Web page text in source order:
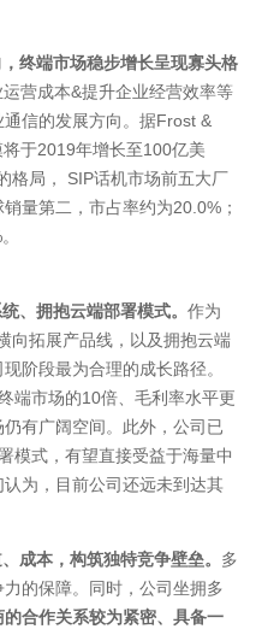
终端市场稳步增长呈现寡头格
营成本&提升企业经营效率等
信的发展方向。据Frost &
于2019年增长至100亿美
格局， SIP话机市场前五大厂
量第二，市占率约为20.0%；
、拥抱云端部署模式。 作为
向拓展产品线，以及拥抱云端
阶段最为合理的成长路径。
端市场的10倍、毛利率水平更
有广阔空间。此外，公司已
模式，有望直接受益于海量中
为，目前公司还远未到达其
成本，构筑独特竞争壁垒。 多
的保障。同时，公司坐拥多
合作关系较为紧密、具备一